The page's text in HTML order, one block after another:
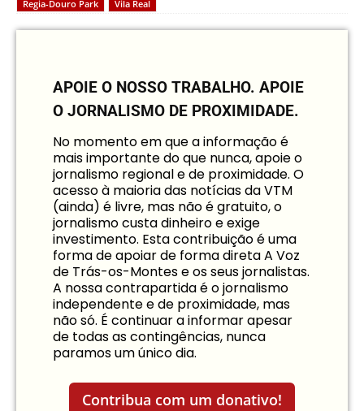
Regia-Douro Park
Vila Real
APOIE O NOSSO TRABALHO. APOIE
O JORNALISMO DE PROXIMIDADE.
No momento em que a informação é
mais importante do que nunca, apoie o
jornalismo regional e de proximidade. O
acesso à maioria das notícias da VTM
(ainda) é livre, mas não é gratuito, o
jornalismo custa dinheiro e exige
investimento. Esta contribuição é uma
forma de apoiar de forma direta A Voz
de Trás-os-Montes e os seus jornalistas.
A nossa contrapartida é o jornalismo
independente e de proximidade, mas
não só. É continuar a informar apesar
de todas as contingências, nunca
paramos um único dia.
Contribua com um donativo!